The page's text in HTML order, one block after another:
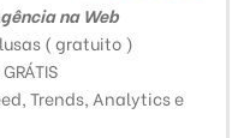
na Web
( gratuito )
Trends, Analytics e